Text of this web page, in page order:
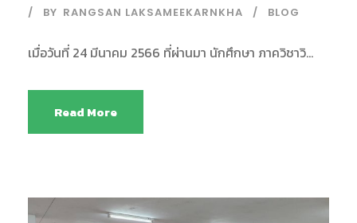
BY RANGSAN LAKSAMEEKARNKHA BLOG
เมื่อวันที่ 24 มีนาคม 2566 ที่ผ่านมา นักศึกษา ภาควิชาวิ...
Read More